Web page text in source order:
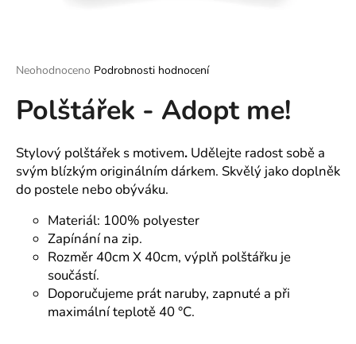
Průměrné
produktu
je
z
5
hvězdiček.
Neohodnoceno Podrobnosti hodnocení
Polštářek - Adopt me!
Stylový polštářek s motivem. Udělejte radost sobě a
svým blízkým originálním dárkem. Skvělý jako doplněk
do postele nebo obýváku.
Materiál: 100% polyester
Zapínání na zip.
Rozměr 40cm X 40cm, výplň polštářku je
součástí.
Doporučujeme prát naruby, zapnuté a při
maximální teplotě 40 °C.
í
t
?
HLEDAT